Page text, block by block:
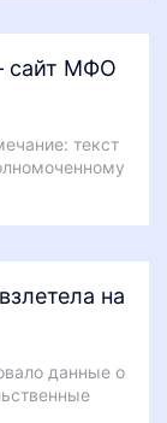
сайт МФО
текст
на
данные о